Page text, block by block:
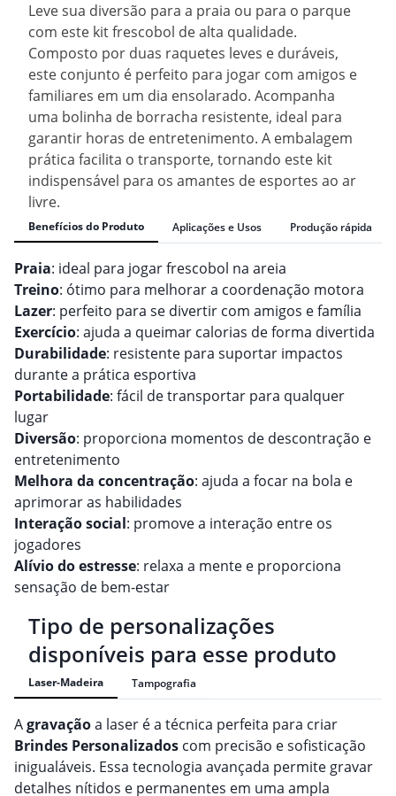
Leve sua diversão para a praia ou para o parque
com este kit frescobol de alta qualidade.
Composto por duas raquetes leves e duráveis,
este conjunto é perfeito para jogar com amigos e
familiares em um dia ensolarado. Acompanha
uma bolinha de borracha resistente, ideal para
garantir horas de entretenimento. A embalagem
prática facilita o transporte, tornando este kit
indispensável para os amantes de esportes ao ar
livre.
Benefícios do Produto Aplicações e Usos Produção rápida
Praia: ideal para jogar frescobol na areia
Treino: ótimo para melhorar a coordenação motora
Lazer: perfeito para se divertir com amigos e família
Exercício: ajuda a queimar calorias de forma divertida
Durabilidade: resistente para suportar impactos
durante a prática esportiva
Portabilidade: fácil de transportar para qualquer
lugar
Diversão: proporciona momentos de descontração e
entretenimento
Melhora da concentração: ajuda a focar na bola e
aprimorar as habilidades
Interação social: promove a interação entre os
jogadores
Alívio do estresse: relaxa a mente e proporciona
sensação de bem-estar
Tipo de personalizações
disponíveis para esse produto
Laser-Madeira Tampografia
Agravaçãoa laser é a técnica perfeita para criar
Brindes Personalizados com precisão e sofisticação
inigualáveis. Essa tecnologia avançada permite gravar
detalhes nítidos e permanentes em uma ampla